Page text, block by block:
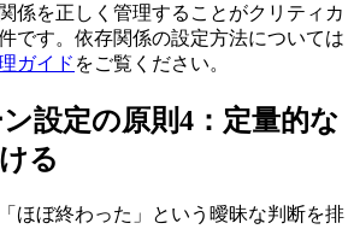
係を正しく管理することがクリティカ
です。依存関係の設定方法については
ガイド をご覧ください。
設定の原則4：定量的な
る
ほぼ終わった」という曖昧な判断を排